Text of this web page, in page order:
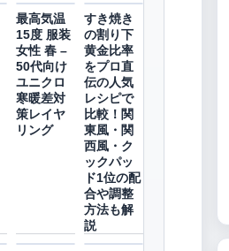
最高気温
15度 服装
女性 春 –
50代向け
ユニクロ
寒暖差対
策レイヤ
リング
すき焼き
の割り下
黄金比率
をプロ直
伝の人気
レシピで
比較！関
東風・関
西風・ク
ックパッ
ド1位の配
合や調整
方法も解
説